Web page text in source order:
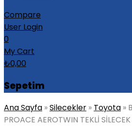
Compare
User Login
0
My Cart
₺0,00
Sepetim
Ana Sayfa »Silecekler » Toyota »
PROACE AEROTWIN TEKLİ